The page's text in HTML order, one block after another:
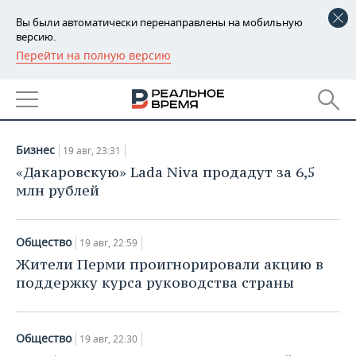
Вы были автоматически перенаправлены на мобильную
версию.
Перейти на полную версию
РЕГИОНЫ
БАШКОРТОСТАН
УДМУРТИЯ
НОВОСТИ
НОВОСТИ АНАЛИТИКИ
ДЕКЛАРАЦИИ О ДОХОДАХ
КОРОЛИ ГОСЗАКАЗА ПФО
ВУЗЫ ТАТАРСТАНА
КОМУ ПРИНАДЛЕЖАТ
ТАТАРСТАНА
ЭКОНОМИКА
НОВОСТИ ЭКОНОМИКИ
ФИНАНСЫ
БЮДЖЕТ
ИНВЕСТИЦИИ
НОВОСТИ
ПРОМЫШЛЕННОСТИ
АГРОПРОМ
НЕДВИЖИМОСТЬ
НОВОСТИ НЕДВИЖИМОСТИ
АВТО
НОВОСТИ АВТО
БИЗНЕС
НОВОСТИ БИЗНЕСА
ТЕХНОЛОГИИ
19.08.2018
Бизнес 19 авг, 23:31
«Дакаровскую» Lada Niva продадут за 6,5
млн рублей
Общество 19 авг, 22:59
Жители Перми проигнорировали акцию в
поддержку курса руководства страны
Общество 19 авг, 22:30